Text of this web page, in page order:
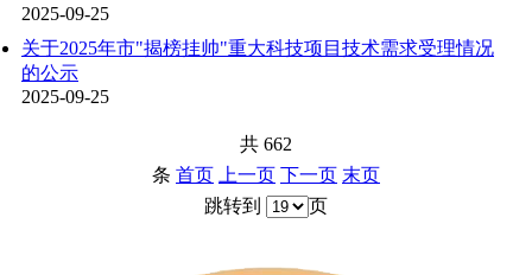
2025-09-25
关于2025年市"揭榜挂帅"重大科技项目技术需求受理情况
的公示
2025-09-25
共 662
条 首页 上一页 下一页 末页
跳转到
页